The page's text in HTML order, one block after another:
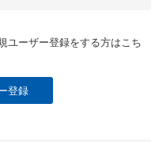
ユーザー登録をする方はこち
登録